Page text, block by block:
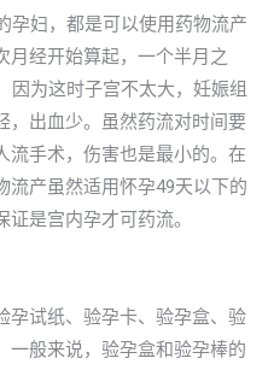
孕妇，都是可以使用药物流产
月经开始算起，一个半月之
因为这时子宫不太大，妊娠组
，出血少。虽然药流对时间要
流手术，伤害也是最小的。在
流产虽然适用怀孕49天以下的
是宫内孕才可药流。
孕试纸、验孕卡、验孕盒、验
一般来说，验孕盒和验孕棒的